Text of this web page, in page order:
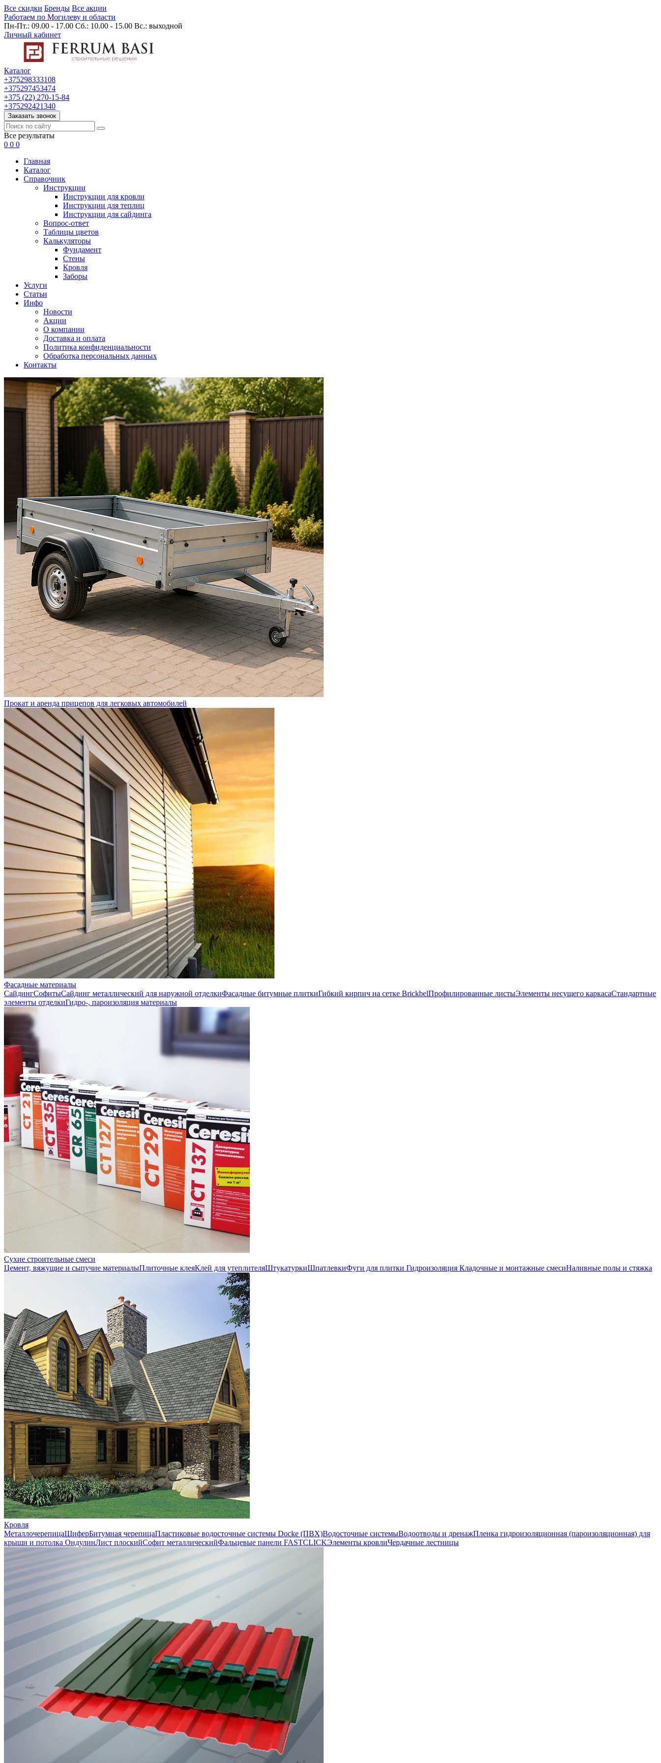
Все скидки Бренды Все акции
Работаем по Могилеву и области
Пн-Пт.: 09.00 - 17.00 Сб.: 10.00 - 15.00 Вс.: выходной
Личный кабинет
Каталог
+375298333108
+375297453474
+375 (22) 270-15-84
+375292421340
Заказать звонок
Все результаты
0 0 0
Главная
Каталог
Cправочник
Инструкции
Инструкции для кровли
Инструкции для теплиц
Инструкции для сайдинга
Вопрос-ответ
Таблицы цветов
Калькуляторы
Фундамент
Стены
Кровля
Заборы
Услуги
Статьи
Инфо
Новости
Акции
О компании
Доставка и оплата
Политика конфиденциальности
Обработка персональных данных
Контакты
Прокат и аренда прицепов для легковых автомобилей
Фасадные материалы
СайдингСофитыСайдинг металлический для наружной отделкиФасадные битумные плиткиГибкий кирпич на сетке BrickbelПрофилированные листыЭлементы несущего каркасаСтандартные
элементы отделкиГидро-, пароизоляция материалы
Сухие строительные смеси
Цемент, вяжущие и сыпучие материалыПлиточные клеяКлей для утеплителяШтукатуркиШпатлевкиФуги для плитки Гидроизоляция Кладочные и монтажные смесиНаливные полы и стяжка
Кровля
МеталлочерепицаШиферБитумная черепицаПластиковые водосточные системы Docke (ПВХ)Водосточные системыВодоотводы и дренажПленка гидроизоляционная (пароизоляционная) для
крыши и потолка ОндулинЛист плоскийСофит металлическийФальцевые панели FASTCLICKЭлементы кровлиЧердачные лестницы